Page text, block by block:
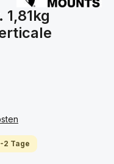
sterren
2 Tage